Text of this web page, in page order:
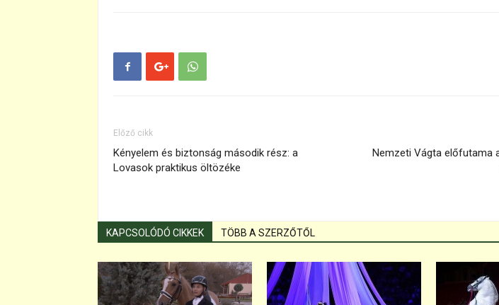
Előző cikk
Kényelem és biztonság második rész: a
Lovasok praktikus öltözéke
Nemzeti Vágta előfutama
KAPCSOLÓDÓ CIKKEK TÖBB A SZERZŐTŐL